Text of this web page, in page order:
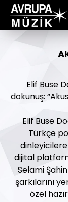
Elif Buse
dokunuş:
Elif Buse
Türkçe
dijital
Selami
şarkılarını
özel